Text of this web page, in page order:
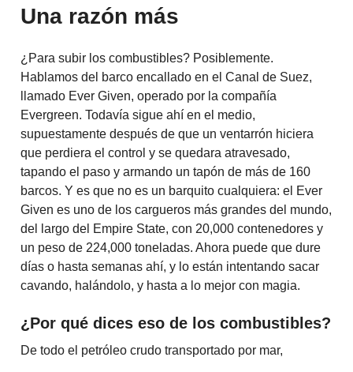
Una razón más
¿Para subir los combustibles? Posiblemente.
Hablamos del barco encallado en el Canal de Suez,
llamado Ever Given, operado por la compañía
Evergreen. Todavía sigue ahí en el medio,
supuestamente después de que un ventarrón hiciera
que perdiera el control y se quedara atravesado,
tapando el paso y armando un tapón de más de 160
barcos. Y es que no es un barquito cualquiera: el Ever
Given es uno de los cargueros más grandes del mundo,
del largo del Empire State, con 20,000 contenedores y
un peso de 224,000 toneladas. Ahora puede que dure
días o hasta semanas ahí, y lo están intentando sacar
cavando, halándolo, y hasta a lo mejor con magia.
¿Por qué dices eso de los combustibles?
De todo el petróleo crudo transportado por mar,